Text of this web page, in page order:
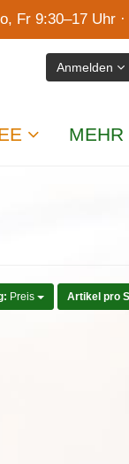
Fr 9:30–17 Uhr
Anmelden
MEHR
Preis Artikel pro